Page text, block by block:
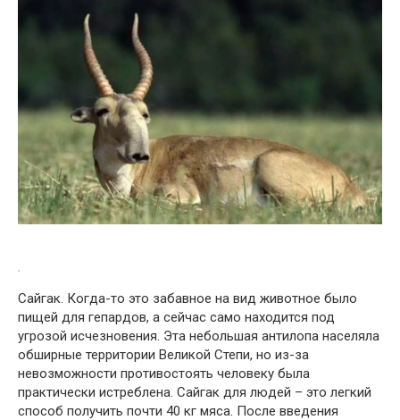
Сайгак. Когда-то это забавное на вид животное было
пищей для гепардов, а сейчас само находится под
угрозой исчезновения. Эта небольшая антилопа населяла
обширные территории Великой Степи, но из-за
невозможности противостоять человеку была
практически истреблена. Сайгак для людей – это легкий
способ получить почти 40 кг мяса. После введения